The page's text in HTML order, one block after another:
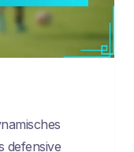
defensive